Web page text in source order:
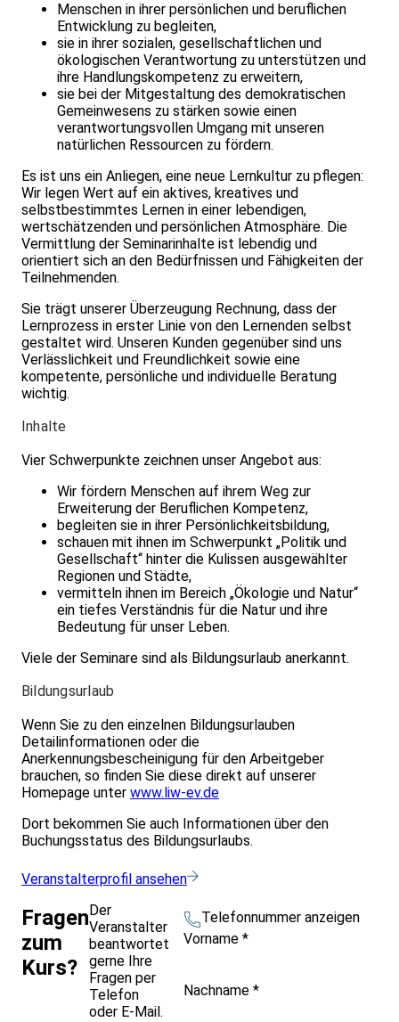
Menschen in ihrer persönlichen und beruflichen
Entwicklung zu begleiten,
sie in ihrer sozialen, gesellschaftlichen und
ökologischen Verantwortung zu unterstützen und
ihre Handlungskompetenz zu erweitern,
sie bei der Mitgestaltung des demokratischen
Gemeinwesens zu stärken sowie einen
verantwortungsvollen Umgang mit unseren
natürlichen Ressourcen zu fördern.
Es ist uns ein Anliegen, eine neue Lernkultur zu pflegen:
Wir legen Wert auf ein aktives, kreatives und
selbstbestimmtes Lernen in einer leben­digen,
wertschätzenden und persönlichen Atmosphäre. Die
Vermittlung der Seminarinhalte ist lebendig und
orientiert sich an den Bedürfnissen und Fähigkeiten der
Teilnehmenden.
Sie trägt unserer Überzeugung Rechnung, dass der
Lernprozess in erster Linie von den Lernenden selbst
gestaltet wird. Unseren Kunden gegenüber sind uns
Verlässlichkeit und Freundlichkeit sowie eine
kompetente, persönliche und individuelle Beratung
wichtig.
Inhalte
Vier Schwerpunkte zeichnen unser Angebot aus:
Wir fördern Menschen auf ihrem Weg zur
Erweiterung der Beruflichen Kompetenz,
begleiten sie in ihrer Persönlichkeitsbildung,
schauen mit ihnen im Schwerpunkt „Politik und
Gesellschaft“ hinter die Kulissen ausgewählter
Regionen und Städte,
vermitteln ihnen im Bereich „Ökologie und Natur“
ein tiefes Verständnis für die Natur und ihre
Bedeutung für unser Leben.
Viele der Seminare sind als Bildungsurlaub anerkannt.
Bildungsurlaub
Wenn Sie zu den einzelnen Bildungsurlauben
Detailinformationen oder die
Anerkennungsbescheinigung für den Arbeitgeber
brauchen, so finden Sie diese direkt auf unserer
Homepage unter www.liw-ev.de
Dort bekommen Sie auch Informationen über den
Buchungsstatus des Bildungsurlaubs.
Veranstalterprofil ansehen
Fragen
zum
Kurs?
Der
Veranstalter
beantwortet
gerne Ihre
Fragen per
Telefon
oder E-Mail.
Telefonnummer anzeigen
Vorname *
Nachname *